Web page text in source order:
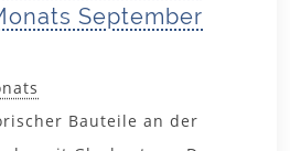
September
Bauteile an der